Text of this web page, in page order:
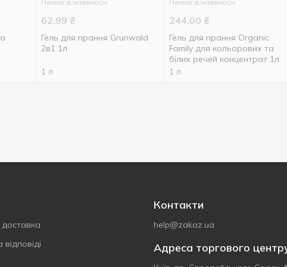
Немає в наявності
62.99 ₴
Гель для прання Grunwald
2в1 1л
1 л
Немає в наявності
244.00 ₴
Гель для прання Organic
Family для кольорових та
білих речей концентрат 1л
1 л
Контакти
help@zakaz.ua
Адреса торгового